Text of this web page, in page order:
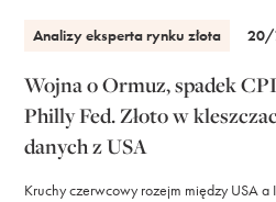
Analizy eksperta rynku złota
Wojna o Ormuz, spadek
Philly Fed. Złoto w
danych z USA
Kruchy czerwcowy rozejm między USA a